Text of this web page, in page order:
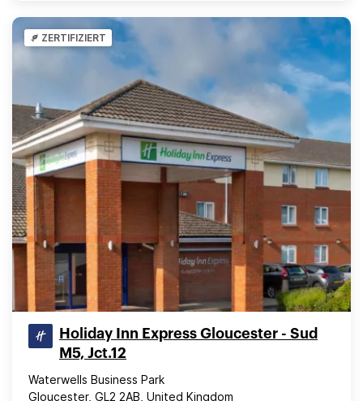
ZERTIFIZIERT
Holiday Inn Express Gloucester - Sud
M5, Jct.12
Waterwells Business Park
Gloucester, GL2 2AB, United Kingdom